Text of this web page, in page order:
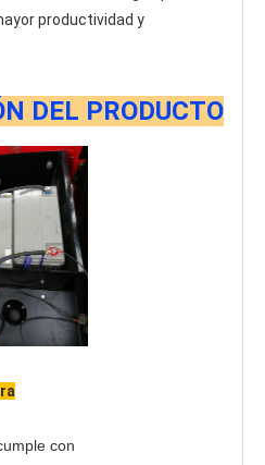
productividad y
DEL PRODUCTO
con